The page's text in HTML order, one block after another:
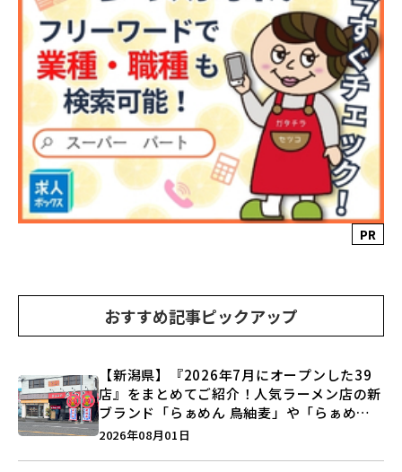
PR
おすすめ記事ピックアップ
【新潟県】『2026年7月にオープンした39
店』をまとめてご紹介！人気ラーメン店の新
ブランド「らぁめん 鳥紬麦」や「らぁめん
しょうがの空」など盛りだくさん♪
2026年08月01日